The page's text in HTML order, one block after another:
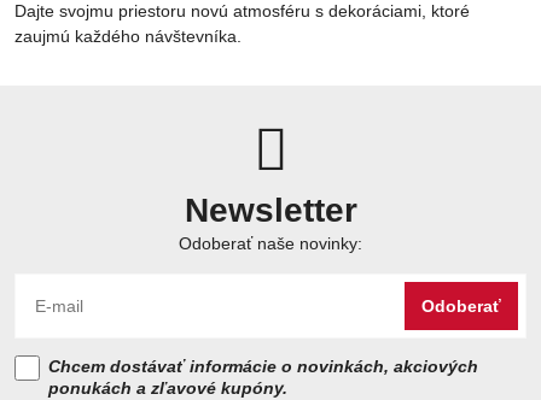
Dajte svojmu priestoru novú atmosféru s dekoráciami, ktoré
zaujmú každého návštevníka.
Newsletter
Odoberať naše novinky:
Odoberať
Chcem dostávať informácie o novinkách, akciových
ponukách a zľavové kupóny.